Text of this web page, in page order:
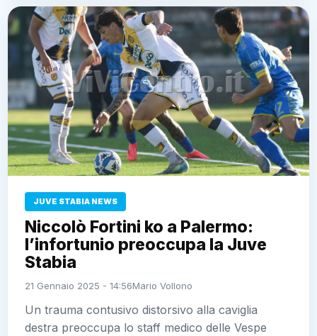
JUVE STABIA NEWS
Niccolò Fortini ko a Palermo:
l’infortunio preoccupa la Juve
Stabia
21 Gennaio 2025 - 14:56Mario Vollono
Un trauma contusivo distorsivo alla caviglia
destra preoccupa lo staff medico delle Vespe